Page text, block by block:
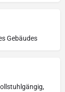
Gebäudes